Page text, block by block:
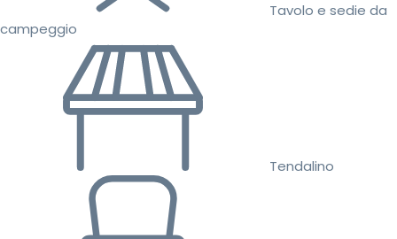
Tavolo e sedie da
campeggio
Tendalino